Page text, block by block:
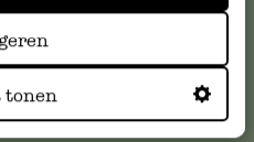
tonen